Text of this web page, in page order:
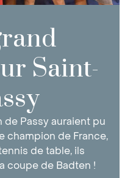
Saint-
de Passy auraient pu
champion de France,
de table, ils
coupe de Badten !